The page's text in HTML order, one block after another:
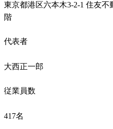
東京都港区六本木3-2-1 住友不
階
代表者
大西正一郎
従業員数
417名